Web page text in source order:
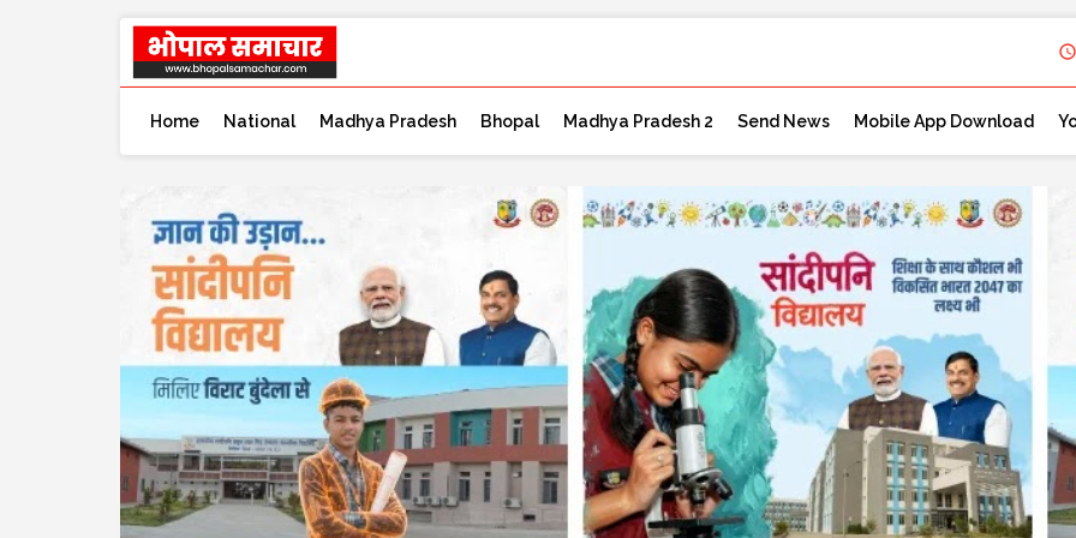
Home National Madhya Pradesh Bhopal Madhya Pradesh 2 Send News Mobile App Download